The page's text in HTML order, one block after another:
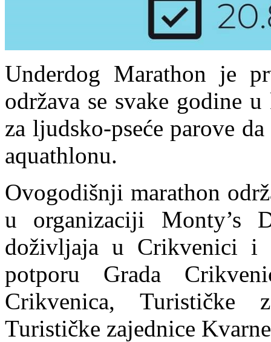
Underdog Marathon je
održava se svake godine
za ljudsko-pseće parove
aquathlonu.
Ovogodišnji marathon
u organizaciji Monty’s
doživljaja u Crikvenici i
potporu Grada
Crikvenica, Turističke
Turističke zajednice